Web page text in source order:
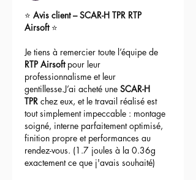
⭐ Avis client – SCAR-H TPR RTP
Airsoft ⭐
Je tiens à remercier toute l’équipe de
RTP Airsoft pour leur
professionnalisme et leur
gentillesse.J’ai acheté une SCAR-H
TPR chez eux, et le travail réalisé est
tout simplement impeccable : montage
soigné, interne parfaitement optimisé,
finition propre et performances au
rendez-vous. (1.7 joules à la 0.36g
exactement ce que j'avais souhaité)